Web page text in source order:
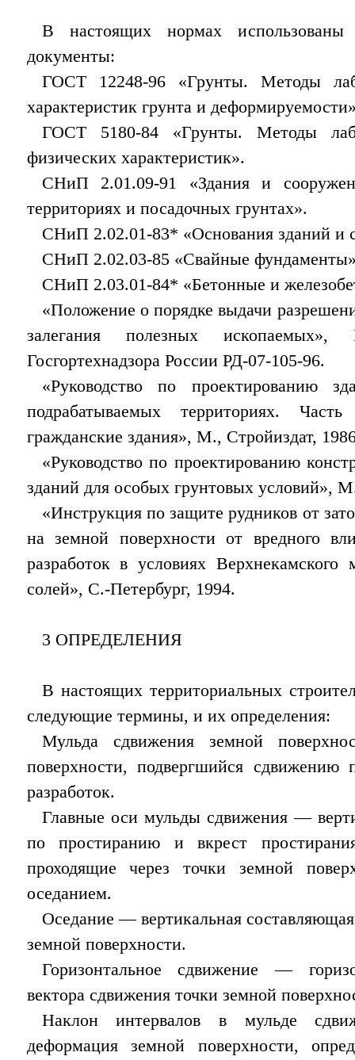
В настоящих нормах
документы:
ГОСТ 12248-96 «Грунты. Методы
характеристик грунта и
ГОСТ 5180-84 «Грунты. Методы
физических характеристик».
СНиП 2.01.09-91 «Здания и
территориях и посадочных грунтах».
СНиП 2.02.01-83* «Основания зданий и
СНиП 2.02.03-85 «Свайные
СНиП 2.03.01-84* «Бетонные и
«Положение о порядке выдачи
залегания полезных ископаемых»,
Госгортехнадзора России РД-07-105-96.
«Руководство по проектированию
подрабатываемых территориях.
гражданские здания», М., Стройиздат,
«Руководство по проектированию
зданий для особых грунтовых условий»,
«Инструкция по защите рудников от
на земной поверхности от вредного
разработок в условиях Верхнекамского
солей», С.-Петербург, 1994.
3 ОПРЕДЕЛЕНИЯ
В настоящих территориальных
следующие термины, и их определения:
Мульда сдвижения земной
поверхности, подвергшийся сдвижению
разработок.
Главные оси мульды сдвижения —
по простиранию и вкрест
проходящие через точки земной
оседанием.
Оседание — вертикальная
земной поверхности.
Горизонтальное сдвижение —
вектора сдвижения точки земной
Наклон интервалов в мульде
деформация земной поверхности,